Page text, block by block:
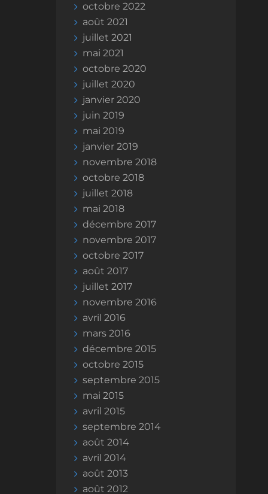
octobre 2022
août 2021
juillet 2021
mai 2021
octobre 2020
juillet 2020
janvier 2020
juin 2019
mai 2019
janvier 2019
novembre 2018
octobre 2018
juillet 2018
mai 2018
décembre 2017
novembre 2017
octobre 2017
août 2017
juillet 2017
novembre 2016
avril 2016
mars 2016
décembre 2015
octobre 2015
septembre 2015
mai 2015
avril 2015
septembre 2014
août 2014
avril 2014
août 2013
août 2012